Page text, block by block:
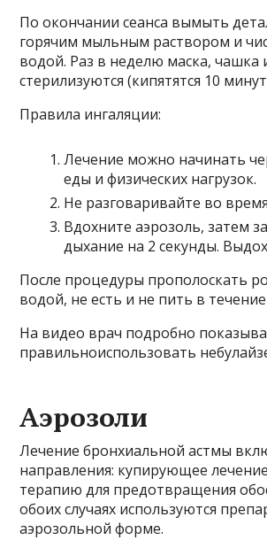
По окончании сеанса вымыть
горячим мыльным раствором и
водой. Раз в неделю маска, чашка
стерилизуются (кипятятся 10
Правила ингаляции:
Лечение можно начинать
еды и физических нагрузок.
Не разговаривайте во время
Вдохните аэрозоль, затем
дыхание на 2 секунды.
После процедуры прополоскать
водой, не есть и не пить в
На видео врач подробно
правильноиспользовать
Аэрозоли
Лечение бронхиальной астмы
направления: купирующее
терапию для предотвращения
обоих случаях используются
аэрозольной форме.